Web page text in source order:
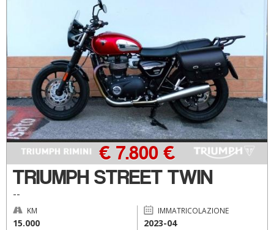
TRIUMPH STREET TWIN
--
€ 7.800 €
KM
15.000
IMMATRICOLAZIONE
2023-04